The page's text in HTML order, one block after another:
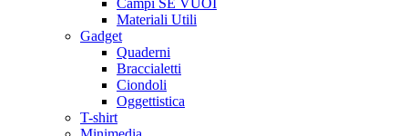
Materiali Utili
Gadget
Quaderni
Braccialetti
Ciondoli
Oggettistica
T-shirt